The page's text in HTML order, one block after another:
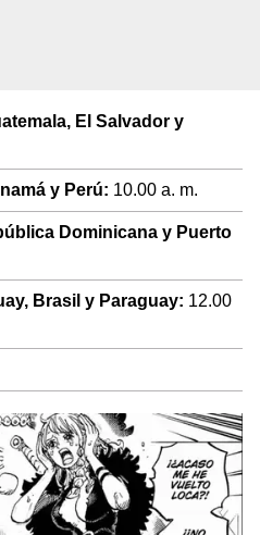
El Salvador y
y Perú: 10.00 a. m.
Dominicana y Puerto
Brasil y Paraguay: 12.00